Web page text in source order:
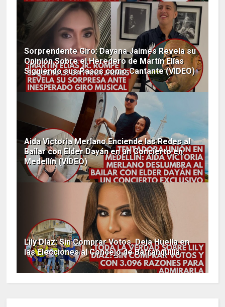
Sorprendente Giro: Dayana Jaimes Revela su
Opinión Sobre el Heredero de Martín Elías
Siguiendo sus Pasos como Cantante (VIDEO)
Aida Victoria Merlano Enciende las Redes al
Bailar con Elder Dayán en un Concierto en
Medellín (VIDEO)
Lily Díaz: Sin Comprar Votos, Deja Huella en
las Elecciones al Concejo de Barranquilla